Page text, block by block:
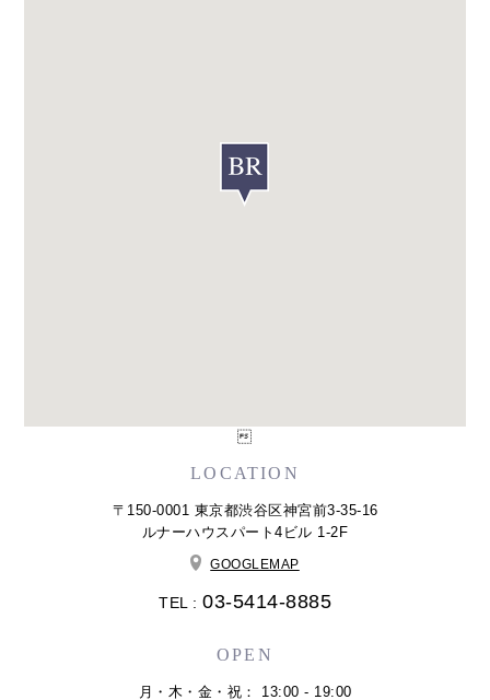
LOCATION
〒150-0001 東京都渋谷区神宮前3-35-16
ルナーハウスパート4ビル 1-2F
GOOGLEMAP
TEL : 03-5414-8885
OPEN
月・木・金・祝： 13:00 - 19:00